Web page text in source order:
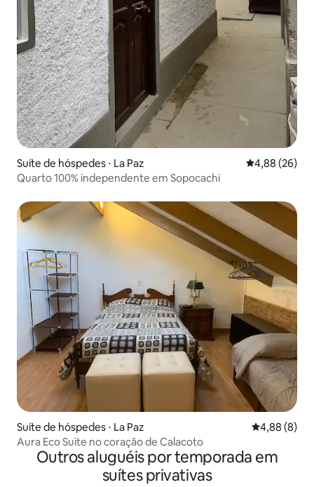
Suíte de hóspedes ⋅ La Paz 4,88 de uma
4,88 (26)
Quarto 100% independente em Sopocachi
Suíte de hóspedes ⋅ La Paz 4,88 de uma
4,88 (8)
Aura Eco Suite no coração de Calacoto
Outros aluguéis por temporada em
suítes privativas